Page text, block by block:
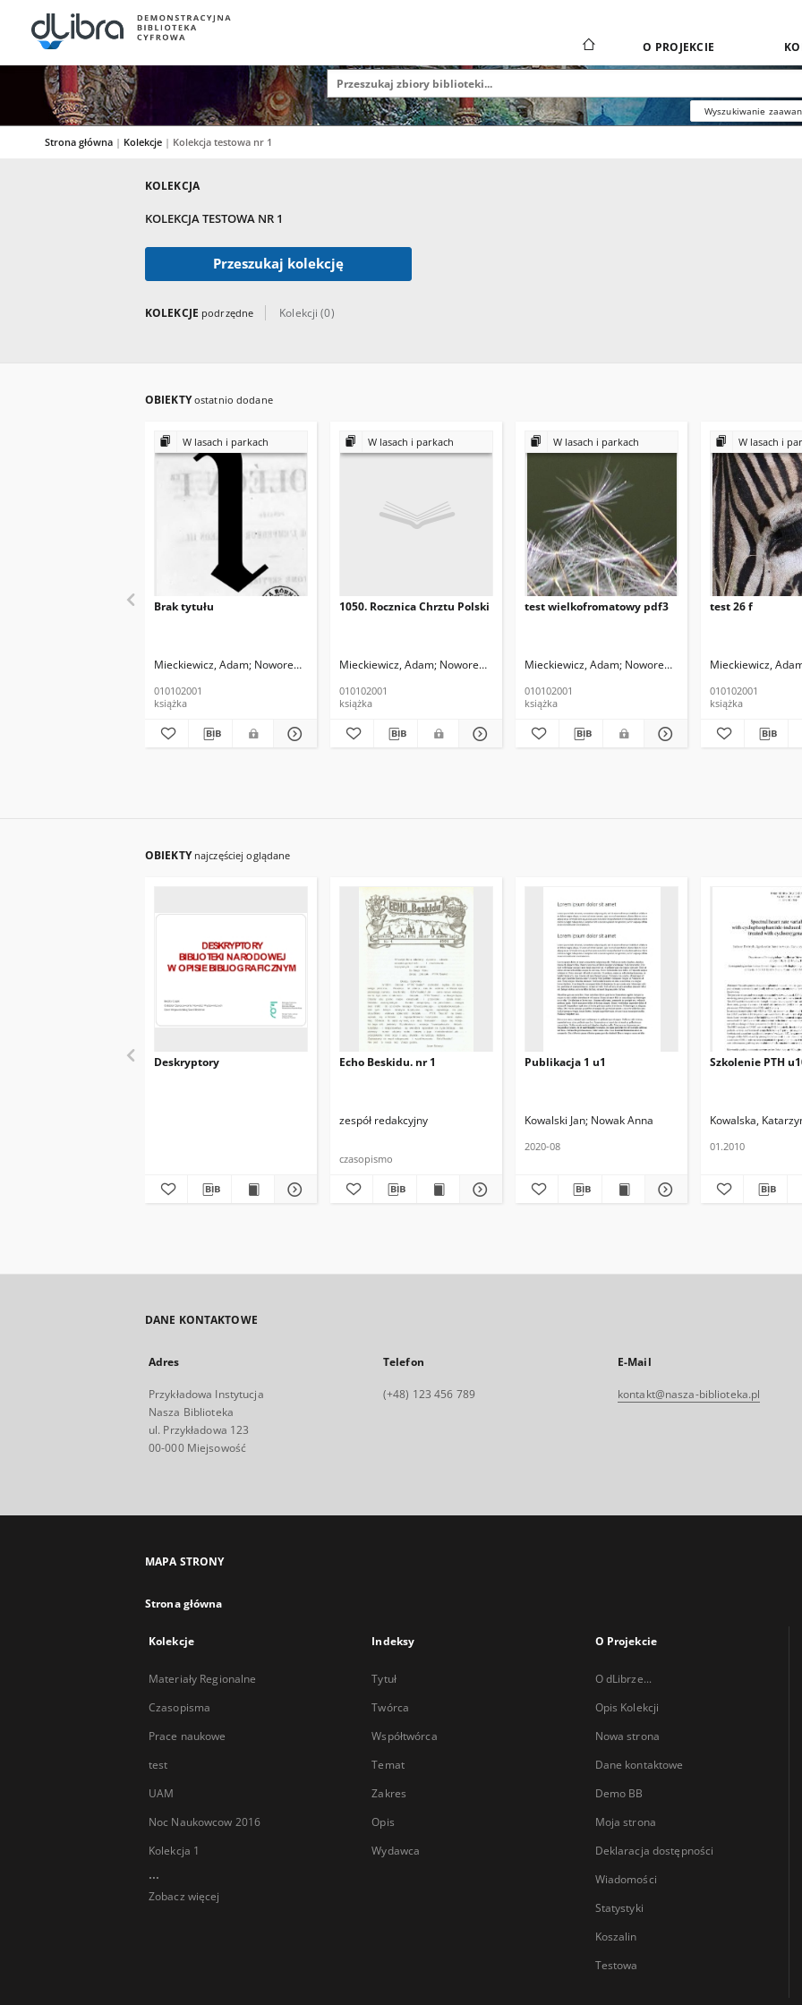
O PROJEKCIE
Wyszukiwanie
Strona główna | Kolekcje | Kolekcja testowa nr 1
KOLEKCJA
KOLEKCJA TESTOWA NR 1
Przeszukaj kolekcję
KOLEKCJE podrzędne Kolekcji (0)
OBIEKTYostatnio dodane
W lasach i parkach
Brak tytułu
Mieckiewicz, Adam Noworewski Mariusz
010102001
książka
W lasach i parkach
1050. Rocznica Chrztu Polski
Mieckiewicz, Adam Noworewski Mariusz
010102001
książka
W lasach i parkach
test wielkofromatowy pdf3
Mieckiewicz, Adam Noworewski Mariusz
010102001
książka
W lasach i
test 26 f
Mieckiewicz,
010102001
książka
OBIEKTY najczęściej oglądane
Deskryptory Echo Beskidu. nr 1
zespół redakcyjny
czasopismo
Publikacja 1 u1
Kowalski Jan Nowak Anna
2020-08
Szkolenie PTH
Kowalska,
01.2010
DANE KONTAKTOWE
Adres
Przykładowa Instytucja
Nasza Biblioteka
ul. Przykładowa 123
00-000 Miejsowość
Telefon
(+48) 123 456 789
E-Mail
kontakt@nasza-biblioteka.pl
MAPA STRONY
Strona główna
Kolekcje
Materiały Regionalne
Czasopisma
Prace naukowe
test
UAM
Noc Naukowcow 2016
Kolekcja 1
...
Zobacz więcej
Indeksy
Tytuł
Twórca
Współtwórca
Temat
Zakres
Opis
Wydawca
O Projekcie
O dLibrze...
Opis Kolekcji
Nowa strona
Dane kontaktowe
Demo BB
Moja strona
Deklaracja dostępności
Wiadomości
Statystyki
Koszalin
Testowa